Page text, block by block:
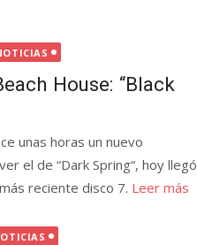
House: “Black
unas horas un nuevo
el de “Dark Spring“, hoy llegó
reciente disco 7. Leer más